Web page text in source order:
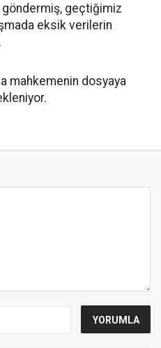
geçtiğimiz
eksik verilerin
mahkemenin dosyaya